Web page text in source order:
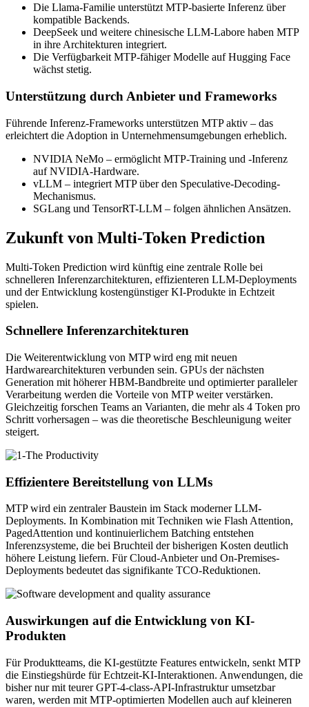
Die Llama-Familie unterstützt MTP-basierte Inferenz über
kompatible Backends.
DeepSeek und weitere chinesische LLM-Labore haben MTP
in ihre Architekturen integriert.
Die Verfügbarkeit MTP-fähiger Modelle auf Hugging Face
wächst stetig.
Unterstützung durch Anbieter und Frameworks
Führende Inferenz-Frameworks unterstützen MTP aktiv – das
erleichtert die Adoption in Unternehmensumgebungen erheblich.
NVIDIA NeMo – ermöglicht MTP-Training und -Inferenz
auf NVIDIA-Hardware.
vLLM – integriert MTP über den Speculative-Decoding-
Mechanismus.
SGLang und TensorRT-LLM – folgen ähnlichen Ansätzen.
Zukunft von Multi-Token Prediction
Multi-Token Prediction wird künftig eine zentrale Rolle bei
schnelleren Inferenzarchitekturen, effizienteren LLM-Deployments
und der Entwicklung kostengünstiger KI-Produkte in Echtzeit
spielen.
Schnellere Inferenzarchitekturen
Die Weiterentwicklung von MTP wird eng mit neuen
Hardwarearchitekturen verbunden sein. GPUs der nächsten
Generation mit höherer HBM-Bandbreite und optimierter paralleler
Verarbeitung werden die Vorteile von MTP weiter verstärken.
Gleichzeitig forschen Teams an Varianten, die mehr als 4 Token pro
Schritt vorhersagen – was die theoretische Beschleunigung weiter
steigert.
Effizientere Bereitstellung von LLMs
MTP wird ein zentraler Baustein im Stack moderner LLM-
Deployments. In Kombination mit Techniken wie Flash Attention,
PagedAttention und kontinuierlichem Batching entstehen
Inferenzsysteme, die bei Bruchteil der bisherigen Kosten deutlich
höhere Leistung liefern. Für Cloud-Anbieter und On-Premises-
Deployments bedeutet das signifikante TCO-Reduktionen.
Auswirkungen auf die Entwicklung von KI-
Produkten
Für Produktteams, die KI-gestützte Features entwickeln, senkt MTP
die Einstiegshürde für Echtzeit-KI-Interaktionen. Anwendungen, die
bisher nur mit teurer GPT-4-class-API-Infrastruktur umsetzbar
waren, werden mit MTP-optimierten Modellen auch auf kleineren